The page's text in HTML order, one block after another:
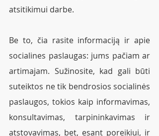
atsitikimui darbe.
Be to, čia rasite informaciją ir apie
socialines paslaugas: jums pačiam ar
artimajam. Sužinosite, kad gali būti
suteiktos ne tik bendrosios socialinės
paslaugos, tokios kaip informavimas,
konsultavimas, tarpininkavimas ir
atstovavimas, bet, esant poreikiui, ir